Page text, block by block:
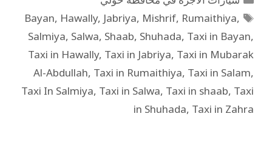
Bayan, Hawally, Jabriya, Mishrif, Rumaithiya,
Salmiya, Salwa, Shaab, Shuhada, Taxi in Bayan,
Taxi in Hawally, Taxi in Jabriya, Taxi in Mubarak
Al-Abdullah, Taxi in Rumaithiya, Taxi in Salam,
Taxi In Salmiya, Taxi in Salwa, Taxi in shaab, Taxi
in Shuhada, Taxi in Zahra